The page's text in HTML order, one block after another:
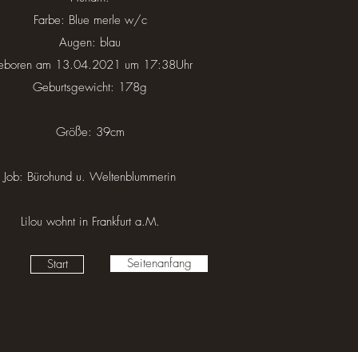
Farbe: Blue merle w/c
Augen: blau
am 13.04.2021 um 17:38Uhr
Geburtsgewicht: 178g
Größe: 39cm
Job: Bürohund u. Weltenblummerin
Lilou wohnt in Frankfurt a.M.
Start Seitenanfang